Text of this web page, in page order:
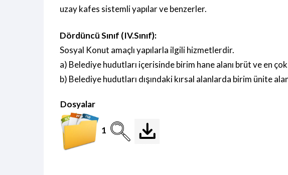
uzay kafes sistemli yapılar ve benzerler.
Dördüncü Sınıf (IV.Sınıf):
Sosyal Konut amaçlı yapılarla ilgili hizmetlerdir.
a) Belediye hudutları içerisinde birim hane alanı brüt ve en
b) Belediye hudutları dışındaki kırsal alanlarda birim ünite
Dosyalar
1